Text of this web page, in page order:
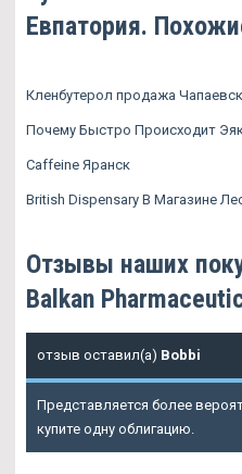
Евпатория.
Кленбутерол продажа Чапаевск
Почему Быстро Происходит
Caffeine Яранск
British Dispensary В Магазине
Отзывы наших
Balkan
отзыв оставил(а) Bobbi
Представляется более
купите одну облигацию.